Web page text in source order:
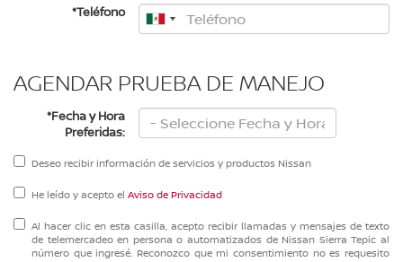
*Teléfono
AGENDAR PRUEBA DE MANEJO
*Fecha y Hora
Preferidas:
Deseo recibir información de servicios y productos Nissan
He leído y acepto el Aviso de Privacidad
Al hacer clic en esta casilla, acepto recibir llamadas y mensajes de texto
de telemercadeo en persona o automatizados de Nissan Sierra Tepic al
número que ingresé. Reconozco que mi consentimiento no es requesito